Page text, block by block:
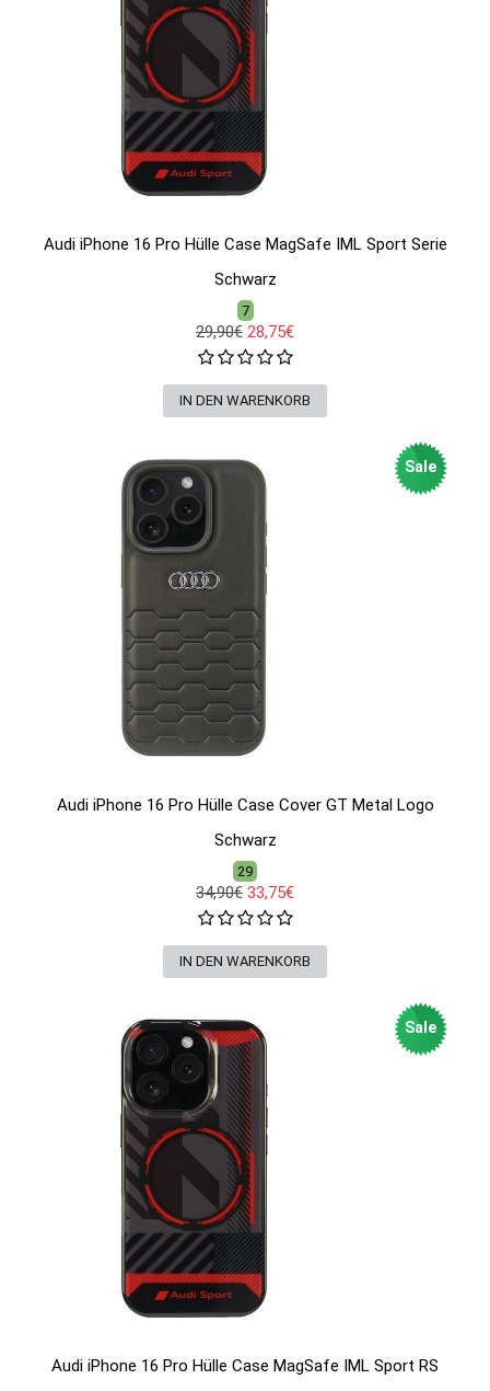
Audi iPhone 16 Pro Hülle Case MagSafe IML Sport Serie
Schwarz
7
29,90€ 28,75€
Sale
Audi iPhone 16 Pro Hülle Case Cover GT Metal Logo
Schwarz
29
34,90€ 33,75€
Sale
Audi iPhone 16 Pro Hülle Case MagSafe IML Sport RS